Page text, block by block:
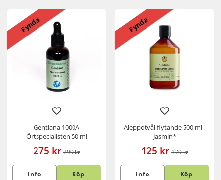
Fynda
Gentiana 1000A
Örtspecialisten 50 ml
275 kr 299 kr
Info Köp
Fynda
Aleppotvål flytande 500 ml -
Jasmin*
125 kr 179 kr
Info Köp